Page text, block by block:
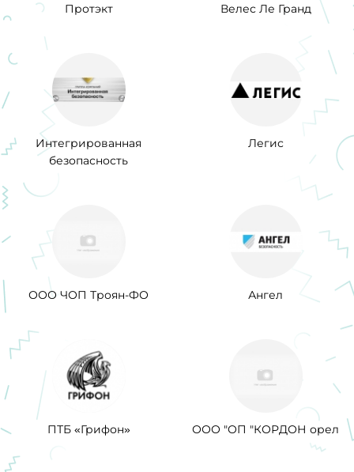
Протэкт Велес Ле Гранд
Интегрированная
безопасность
Легис
ООО ЧОП Троян-ФО Ангел
ПТБ «Грифон» ООО "ОП "КОРДОН орел